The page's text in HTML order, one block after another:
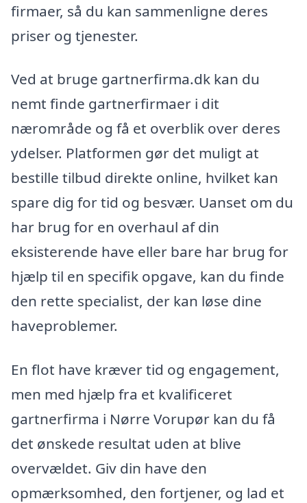
firmaer, så du kan sammenligne deres
priser og tjenester.
Ved at bruge gartnerfirma.dk kan du
nemt finde gartnerfirmaer i dit
nærområde og få et overblik over deres
ydelser. Platformen gør det muligt at
bestille tilbud direkte online, hvilket kan
spare dig for tid og besvær. Uanset om du
har brug for en overhaul af din
eksisterende have eller bare har brug for
hjælp til en specifik opgave, kan du finde
den rette specialist, der kan løse dine
haveproblemer.
En flot have kræver tid og engagement,
men med hjælp fra et kvalificeret
gartnerfirma i Nørre Vorupør kan du få
det ønskede resultat uden at blive
overvældet. Giv din have den
opmærksomhed, den fortjener, og lad et